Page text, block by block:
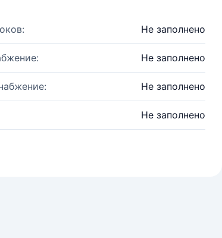
Не заполнено
Не заполнено
Не заполнено
Не заполнено